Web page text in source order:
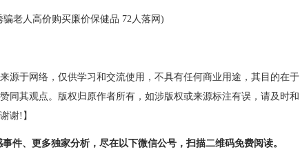
老人高价购买廉价保健品 72人落网)
源于网络，仅供学习和交流使用，不具有任何商业用途，其目的在于
同其观点。版权归原作者所有，如涉版权或来源标注有误，请及时和
谢!】
件、更多独家分析，尽在以下微信公号，扫描二维码免费阅读。